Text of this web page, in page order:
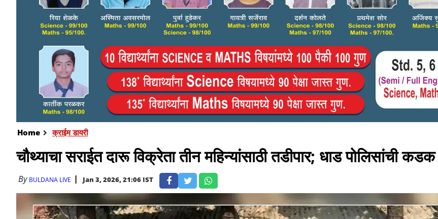
Home क्राईम डायरी
चौथ्याचा सराईत दारू विक्रेता तीन महिन्यांसाठी तडीपार; धाड पोलिसांची
By BULDANA LIVE Jan 3, 2026, 21:06 IST